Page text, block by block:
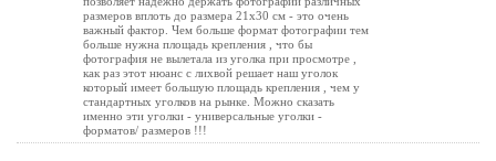
размеров вплоть до размера 21х30 см - это очень
важный фактор. Чем больше формат фотографии тем
больше нужна площадь крепления , что бы
фотография не вылетала из уголка при просмотре ,
как раз этот нюанс с лихвой решает наш уголок
который имеет большую площадь крепления , чем у
стандартных уголков на рынке. Можно сказать
именно эти уголки - универсальные уголки -
форматов/ размеров !!!